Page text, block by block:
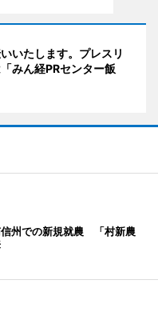
いたします。プレスリ
みん経PRセンター飯
州での新規就農 「村新農